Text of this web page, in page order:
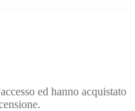
ed hanno acquistato